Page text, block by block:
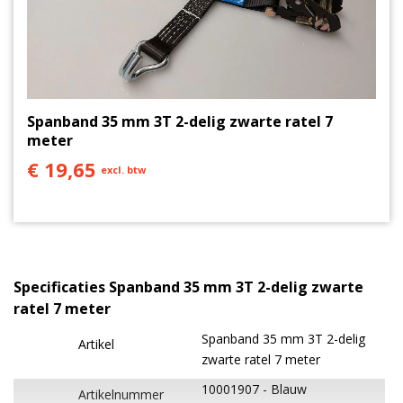
Spanband 35 mm 3T 2-delig zwarte ratel 7
meter
€ 19,65 excl. btw
Specificaties Spanband 35 mm 3T 2-delig zwarte
ratel 7 meter
Artikel
Spanband 35 mm 3T 2-delig
zwarte ratel 7 meter
Artikelnummer 10001907 Blauw